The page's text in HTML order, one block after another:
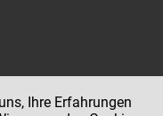
Ihre Erfahrungen